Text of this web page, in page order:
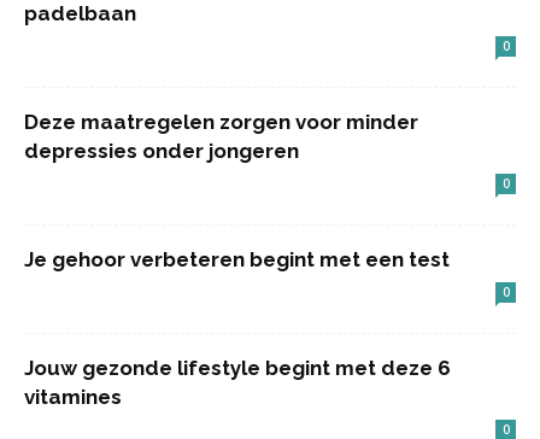
padelbaan
0
Deze maatregelen zorgen voor minder
depressies onder jongeren
0
Je gehoor verbeteren begint met een test
0
Jouw gezonde lifestyle begint met deze 6
vitamines
0